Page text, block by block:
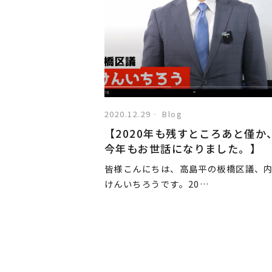
2020.12.29 Blog
【2020年も残すところあと僅か
今年もお世話になりました。】
皆様こんにちは、高島平の板橋区議、
けんいちろうです。20…